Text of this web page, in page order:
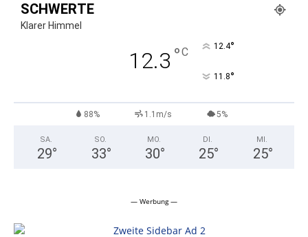
SCHWERTE
Klarer Himmel
12.3 °C 12.4°
11.8°
88% 1.1m/s 5%
SA.
29°
SO.
33°
MO.
30°
DI.
25°
MI.
25°
— Werbung —